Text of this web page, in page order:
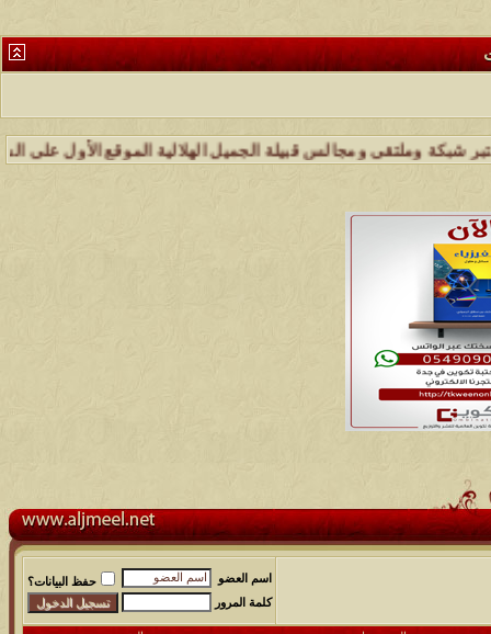
ومجالس قبيلة الجميل الهلالية الموقع الأول على الشبكة
اسم العضو
حفظ البيانات؟
كلمة المرور